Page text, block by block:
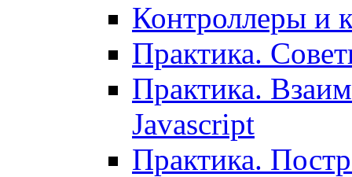
Контроллеры и
Практика.
Практика.
Javascript
Практика.